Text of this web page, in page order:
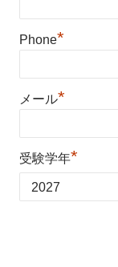
Phone*
メール*
受験学年*